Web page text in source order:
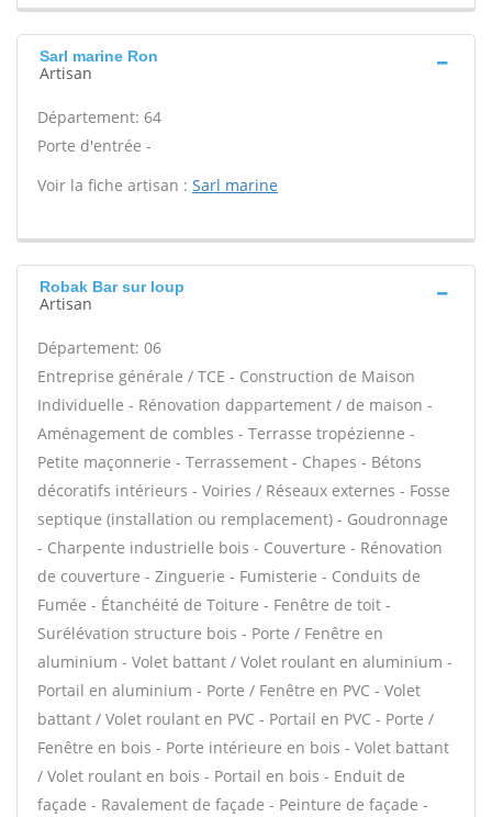
Sarl marine Ron
Artisan
Département: 64
Porte d'entrée -
Voir la fiche artisan : Sarl marine
Robak Bar sur loup
Artisan
Département: 06
Entreprise générale / TCE - Construction de Maison
Individuelle - Rénovation dappartement / de maison -
Aménagement de combles - Terrasse tropézienne -
Petite maçonnerie - Terrassement - Chapes - Bétons
décoratifs intérieurs - Voiries / Réseaux externes - Fosse
septique (installation ou remplacement) - Goudronnage
- Charpente industrielle bois - Couverture - Rénovation
de couverture - Zinguerie - Fumisterie - Conduits de
Fumée - Étanchéité de Toiture - Fenêtre de toit -
Surélévation structure bois - Porte / Fenêtre en
aluminium - Volet battant / Volet roulant en aluminium -
Portail en aluminium - Porte / Fenêtre en PVC - Volet
battant / Volet roulant en PVC - Portail en PVC - Porte /
Fenêtre en bois - Porte intérieure en bois - Volet battant
/ Volet roulant en bois - Portail en bois - Enduit de
façade - Ravalement de façade - Peinture de façade -